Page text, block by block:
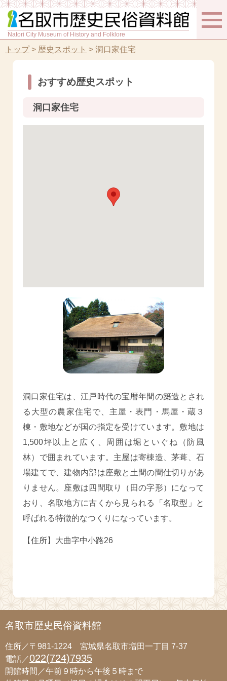
Natori City Museum of History and Folklore
トップ> 歴史スポット > 洞口家住宅
おすすめ歴史スポット
洞口家住宅
洞口家住宅は、江戸時代の宝暦年間の築造とされ
る大型の農家住宅で、主屋・表門・馬屋・蔵３
棟・敷地などが国の指定を受けています。敷地は
1,500坪以上と広く、周囲は堀といぐね（防風
林）で囲まれています。主屋は寄棟造、茅葺、石
場建てで、建物内部は座敷と土間の間仕切りがあ
りません。座敷は四間取り（田の字形）になって
おり、名取地方に古くから見られる「名取型」と
呼ばれる特徴的なつくりになっています。
【住所】大曲字中小路26
名取市歴史民俗資料館
住所／〒981-1224 宮城県名取市増田一丁目 7-37
電話／022(724)7935
開館時間／午前９時から午後５時まで